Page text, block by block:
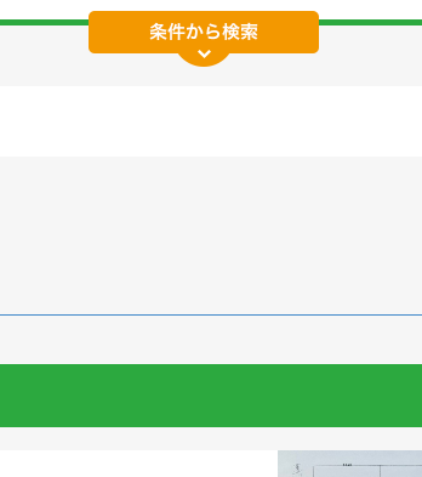
マンション 一戸建て 駐車場
〜